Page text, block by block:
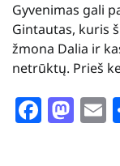
Gyvenimas gali
Gintautas, kuris
žmona Dalia ir
netrūktų. Prieš